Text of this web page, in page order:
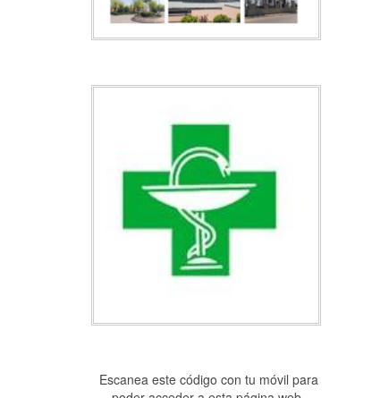
Escanea este código con tu móvil para